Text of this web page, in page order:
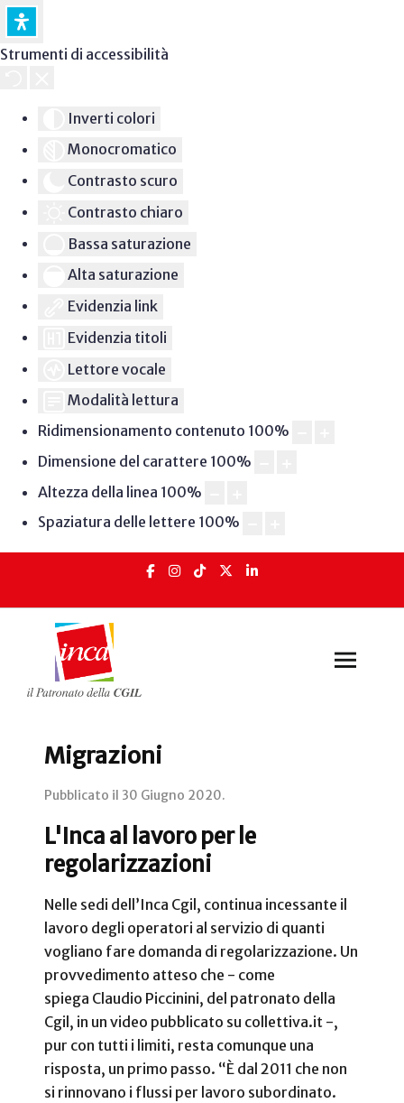
Strumenti di accessibilità
Inverti colori
Monocromatico
Contrasto scuro
Contrasto chiaro
Bassa saturazione
Alta saturazione
Evidenzia link
Evidenzia titoli
Lettore vocale
Modalità lettura
Ridimensionamento contenuto 100%
Dimensione del carattere 100%
Altezza della linea 100%
Spaziatura delle lettere 100%
Migrazioni
Pubblicato il 30 Giugno 2020.
L'Inca al lavoro per le
regolarizzazioni
Nelle sedi dell’Inca Cgil, continua incessante il
lavoro degli operatori al servizio di quanti
vogliano fare domanda di regolarizzazione. Un
provvedimento atteso che - come
spiega Claudio Piccinini, del patronato della
Cgil, in un video pubblicato su collettiva.it -,
pur con tutti i limiti, resta comunque una
risposta, un primo passo. “È dal 2011 che non
si rinnovano i flussi per lavoro subordinato.